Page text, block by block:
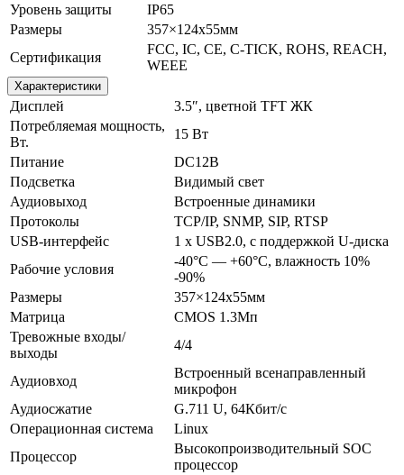
Уровень защиты
IP65
Размеры
357×124x55мм
Сертификация
FCC, IC, CE, C-TICK, ROHS, REACH,
WEEE
Характеристики
Дисплей
3.5″, цветной TFT ЖК
Потребляемая мощность,
Вт.
15 Вт
Питание
DC12В
Подсветка
Видимый свет
Аудиовыход
Встроенные динамики
Протоколы
TCP/IP, SNMP, SIP, RTSP
USB-интерфейс
1 x USB2.0, с поддержкой U-диска
Рабочие условия
-40°С — +60°С, влажность 10%
-90%
Размеры
357×124x55мм
Матрица
CMOS 1.3Mп
Тревожные входы/
выходы
4/4
Аудиовход
Встроенный всенаправленный
микрофон
Аудиосжатие
G.711 U, 64Кбит/с
Операционная система
Linux
Процессор
Высокопроизводительный SOC
процессор